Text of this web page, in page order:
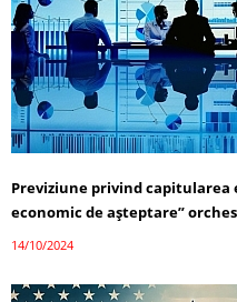
Previziune privind capitularea
economic de așteptare”
14/10/2024